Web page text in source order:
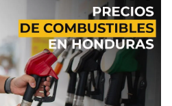
IR